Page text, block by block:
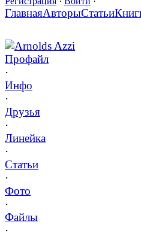
ГлавнаяАвторыСтатьи
Arnolds Azzi
Профайл
·
Инфо
·
Друзья
·
Линейка
·
Статьи
·
Фото
·
Файлы